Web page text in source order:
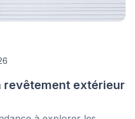
revêtement extérieur